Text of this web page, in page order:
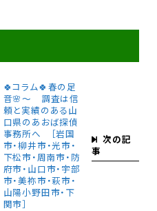
次の記
事
🍀コラム🍀春の足
音🌸〜 調査は信
頼と実績のある山
口県のあおば探偵
事務所へ ［岩国
市・柳井市・光市・
下松市・周南市・防
府市・山口市・宇部
市・美祢市・萩市・
山陽小野田市・下
関市］